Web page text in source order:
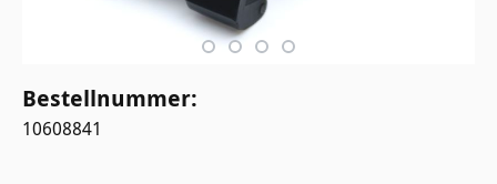
Bestellnummer:
10608841